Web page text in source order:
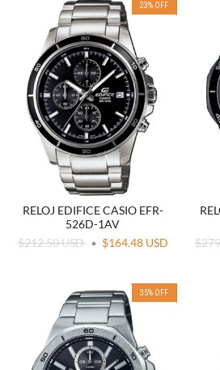
23% OFF
RELOJ EDIFICE CASIO EFR-
526D-1AV
$212.50 USD
$164.48 USD
35% OFF